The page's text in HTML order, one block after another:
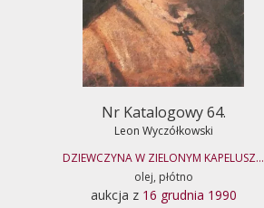
Nr Katalogowy 64.
Leon Wyczółkowski
DZIEWCZYNA W ZIELONYM KAPELUSZ...
olej, płótno
aukcja z 16 grudnia 1990